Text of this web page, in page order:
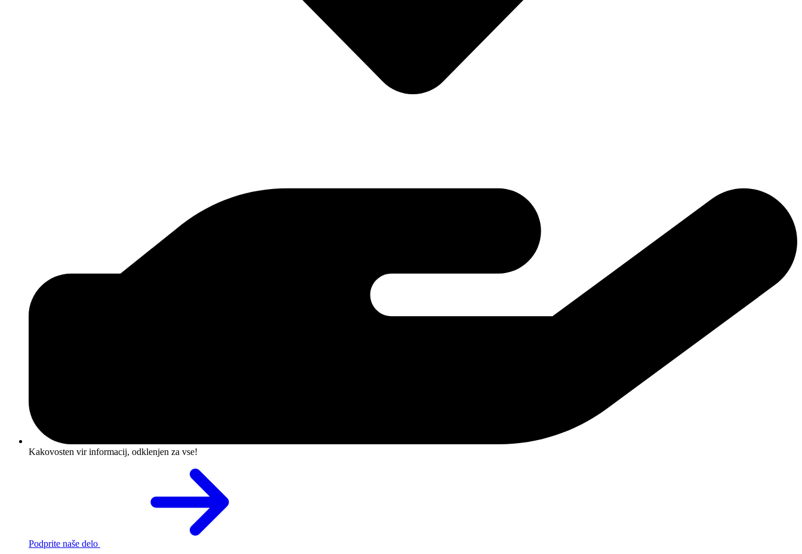
Kakovosten vir informacij, odklenjen za vse!
Podprite naše delo